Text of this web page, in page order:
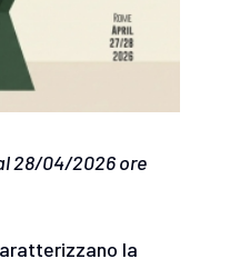
28/04/2026 ore
la